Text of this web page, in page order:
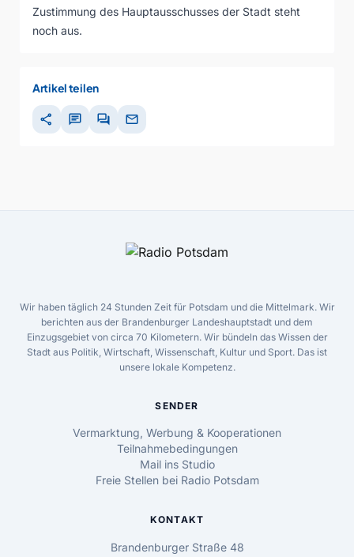
Zustimmung des Hauptausschusses der Stadt steht
noch aus.
Artikel teilen
share chat forum mail
Wir haben täglich 24 Stunden Zeit für Potsdam und die Mittelmark. Wir
berichten aus der Brandenburger Landeshauptstadt und dem
Einzugsgebiet von circa 70 Kilometern. Wir bündeln das Wissen der
Stadt aus Politik, Wirtschaft, Wissenschaft, Kultur und Sport. Das ist
unsere lokale Kompetenz.
SENDER
Vermarktung, Werbung & Kooperationen
Teilnahmebedingungen
Mail ins Studio
Freie Stellen bei Radio Potsdam
KONTAKT
Brandenburger Straße 48